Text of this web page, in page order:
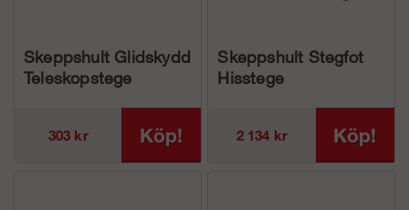
Skeppshult Glidskydd
Teleskopstege
303 kr Köp!
Skeppshult Stegfot
Hisstege
2 134 kr Köp!